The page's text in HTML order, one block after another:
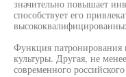
значительно повышает
способствует его
Функция патронирования
культуры. Другая, не
современного